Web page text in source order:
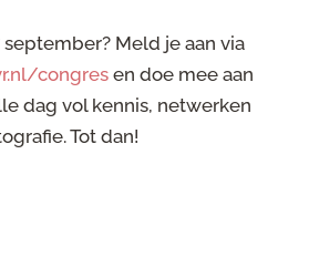
Meld je aan via
congresen doe mee aan
dag vol kennis, netwerken
Tot dan!